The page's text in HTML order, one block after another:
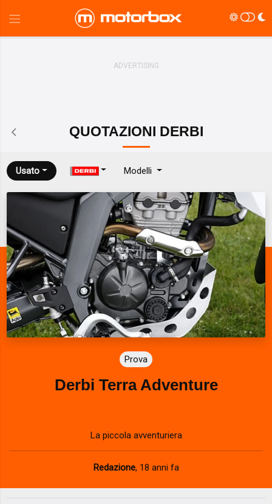
QUOTAZIONI DERBI
Usato Modelli
Prova
Derbi Terra Adventure
La piccola avventuriera
Redazione, 18 anni fa